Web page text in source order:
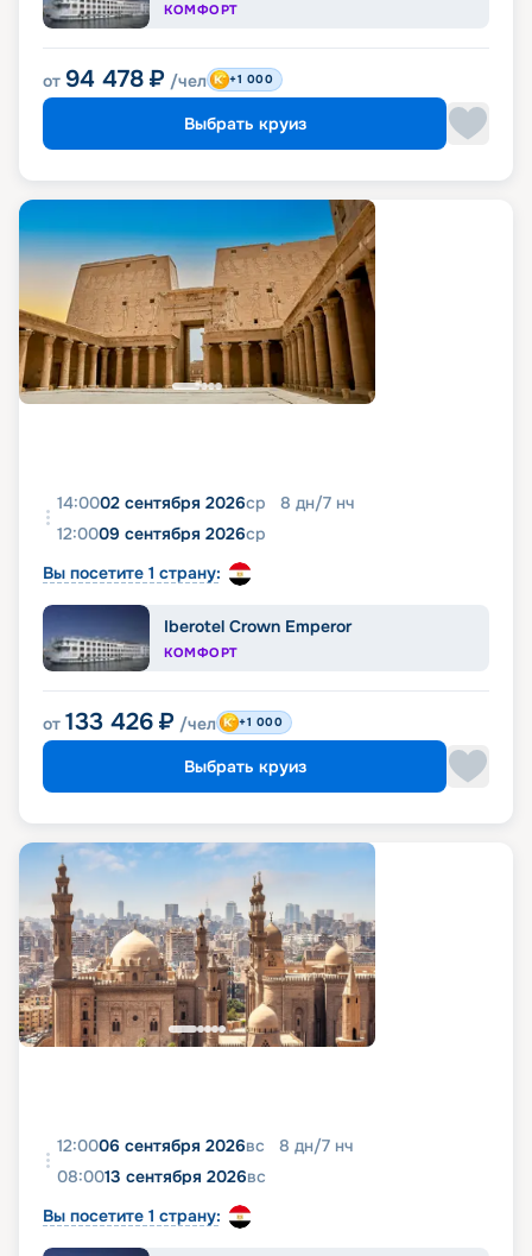
КОМФОРТ
от 94 478 ₽ /чел +1 000
Выбрать круиз
14:0002 сентября 2026ср 8 дн/7 нч
12:0009 сентября 2026ср
Вы посетите 1 страну:
Iberotel Crown Emperor
КОМФОРТ
от 133 426 ₽ /чел +1 000
Выбрать круиз
12:0006 сентября 2026вс 8 дн/7 нч
08:0013 сентября 2026вс
Вы посетите 1 страну: